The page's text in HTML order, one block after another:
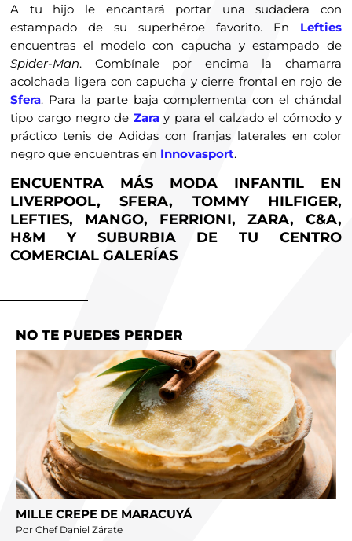
A tu hijo le encantará portar una sudadera con
estampado de su superhéroe favorito. En Lefties
encuentras el modelo con capucha y estampado de
Spider-Man. Combínale por encima la chamarra
acolchada ligera con capucha y cierre frontal en rojo de
Sfera. Para la parte baja complementa con el chándal
tipo cargo negro de Zaray para el calzado el cómodo y
práctico tenis de Adidas con franjas laterales en color
negro que encuentras en Innovasport.
ENCUENTRA MÁS MODA INFANTIL EN
LIVERPOOL, SFERA, TOMMY HILFIGER,
LEFTIES, MANGO, FERRIONI, ZARA, C&A,
H&M Y SUBURBIA DE TU CENTRO
COMERCIAL GALERÍAS
NO TE PUEDES PERDER
MILLE CREPE DE MARACUYÁ
Por Chef Daniel Zárate